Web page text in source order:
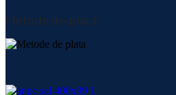
Metode de plată: